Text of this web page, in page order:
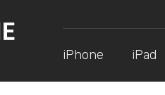
iPhone iPad